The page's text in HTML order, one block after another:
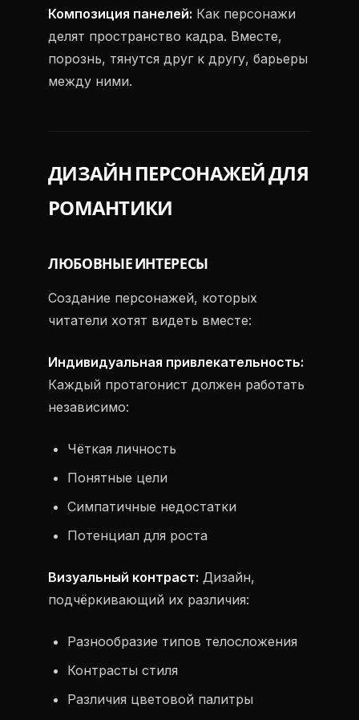
Композиция панелей: Как персонажи
делят пространство кадра. Вместе,
порознь, тянутся друг к другу, барьеры
между ними.
ДИЗАЙН ПЕРСОНАЖЕЙ ДЛЯ
РОМАНТИКИ
ЛЮБОВНЫЕ ИНТЕРЕСЫ
Создание персонажей, которых
читатели хотят видеть вместе:
Индивидуальная привлекательность:
Каждый протагонист должен работать
независимо:
Чёткая личность
Понятные цели
Симпатичные недостатки
Потенциал для роста
Визуальный контраст: Дизайн,
подчёркивающий их различия:
Разнообразие типов телосложения
Контрасты стиля
Различия цветовой палитры